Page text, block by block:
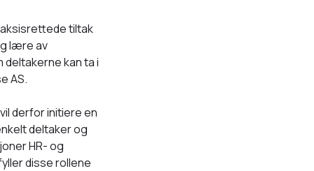
tiltak
lære av
kan ta i
AS.
derfor initiere en
deltaker og
HR- og
disse rollene